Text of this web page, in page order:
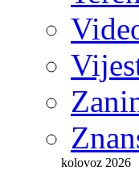
kolovoz 2026